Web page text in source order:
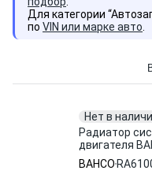
Для категории
по VIN или марке авто
Нет в
Радиатор
двигателя
BAHCO